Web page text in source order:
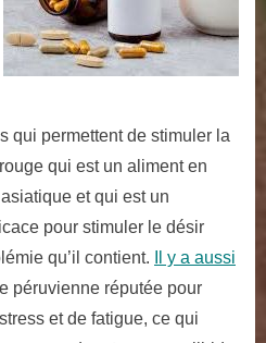
qui permettent de stimuler la
qui est un aliment en
et qui est un
pour stimuler le désir
qu’il contient.
Il y a aussi
péruvienne réputée pour
et de fatigue, ce qui